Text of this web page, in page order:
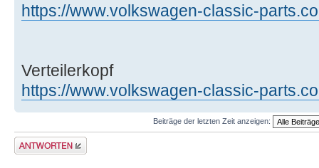
https://www.volkswagen-classic-
Verteilerkopf
https://www.volkswagen-classic-
Beiträge der letzten Zeit anzeigen:
Antwort erstellen